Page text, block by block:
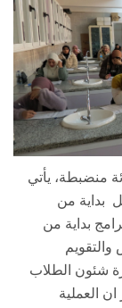
منضبطة، يأتي
بداية من
بداية من
والتقويم
شئون الطلاب
العملية